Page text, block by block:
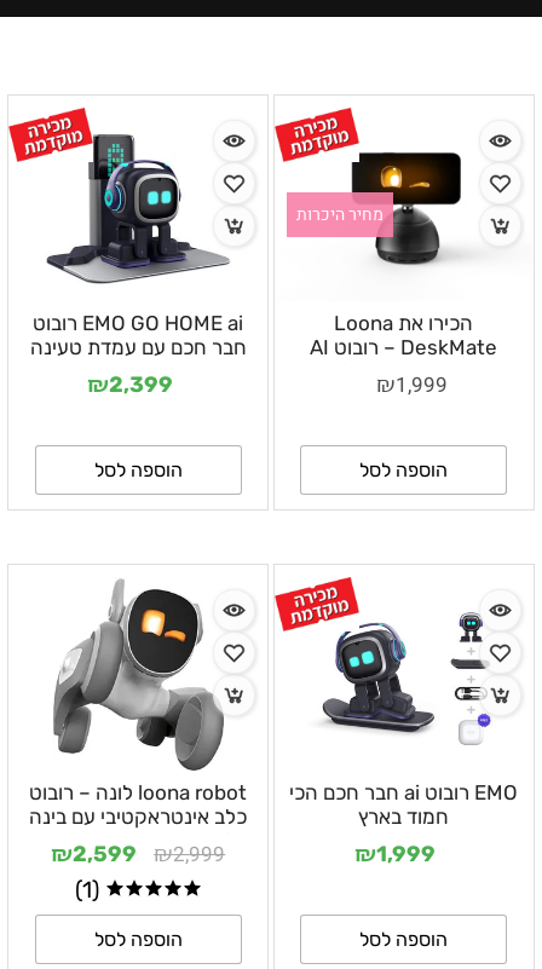
‏מחיר היכרות
הכירו את Loona
DeskMate – רובוט AI
שהופך את האייפון לשותף
אמיתי ליום העבודה
₪1,999
הוספה לסל
EMO GO HOME ai רובוט
חבר חכם עם עמדת טעינה
אוטומטית₪2,399
הוספה לסל
EMO רובוט ai חבר חכם הכי
חמוד בארץ
₪1,999
הוספה לסל
loona robot לונה – רובוט
כלב אינטראקטיבי עם בינה
מלאכותית עם עמדת טעינה
₪2,999
₪2,599
(1)
הוספה לסל